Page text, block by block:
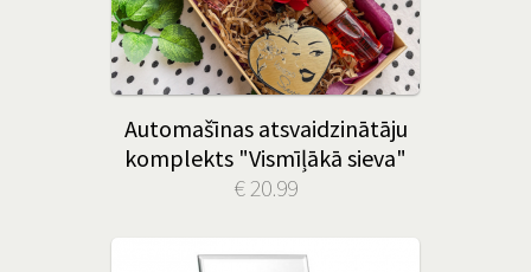
Automašīnas atsvaidzinātāju
komplekts "Vismīļākā sieva"
€ 20.99